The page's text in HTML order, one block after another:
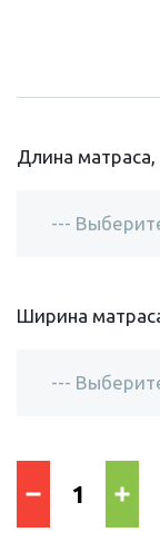
Длина
Ширина